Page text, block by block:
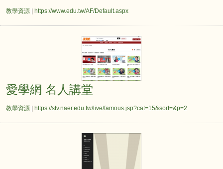
教學資源 https://www.edu.tw/AF/Default.aspx
愛學網 名人講堂
愛學網 名人講堂
教學資源 https://stv.naer.edu.tw/live/famous.jsp?cat=15&sort=&p=2